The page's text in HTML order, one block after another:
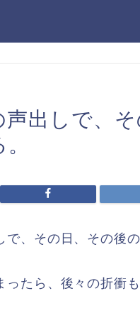
声出しで、
で、その日、その後
ったら、後々の折衝